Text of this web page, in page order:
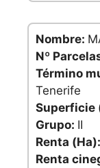
Nombre:
Nº
Término
Tenerife
Superficie
Grupo: II
Renta (Ha):
Renta